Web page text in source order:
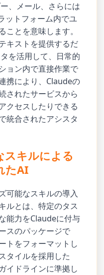
、メール、さらには
ットフォーム内でユ
ことを意味します。
キストを提供するだ
を活用して、日常的
ョン内で直接作業で
携により、Claudeの
されたサービスから
クセスしたりできる
統合されたアシスタ
スキルによる
たAI
可能なスキルの導入
ルとは、特定のタス
能力をClaudeに付与
スのパッケージで
トをフォーマットし
タイルを採用した
イドラインに準拠し